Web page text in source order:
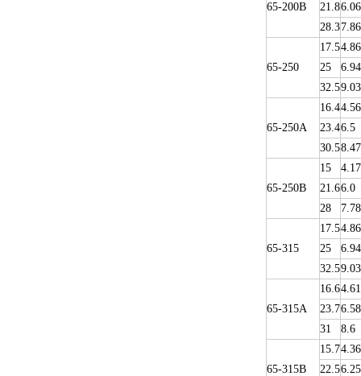
65-200B
21.86.06
28.37.86
65-250
17.54.86
25
6.94
32.59.03
65-250A
16.44.56
23.46.5
30.58.47
65-250B
15
4.17
21.66.0
28
7.78
65-315
17.54.86
25
6.94
32.59.03
65-315A
16.64.61
23.76.58
31
8.6
65-315B
15.74.36
22.56.25